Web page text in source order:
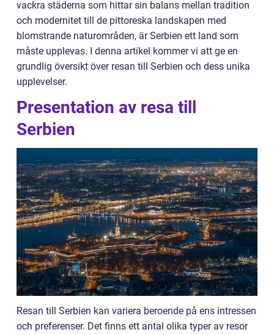
vackra städerna som hittar sin balans mellan tradition
och modernitet till de pittoreska landskapen med
blomstrande naturområden, är Serbien ett land som
måste upplevas. I denna artikel kommer vi att ge en
grundlig översikt över resan till Serbien och dess unika
upplevelser.
Presentation av resa till
Serbien
Resan till Serbien kan variera beroende på ens intressen
och preferenser. Det finns ett antal olika typer av resor